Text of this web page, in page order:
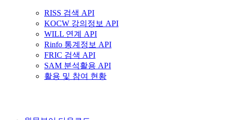
RISS 검색 API
KOCW 강의정보 API
WILL 연계 API
Rinfo 통계정보 API
FRIC 검색 API
SAM 분석활용 API
활용 및 참여 현황